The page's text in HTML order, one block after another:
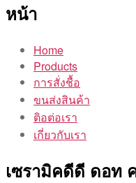
หน้า
Home
Products
การสั่งชื้อ
ขนส่งสินค้า
ติอต่อเรา
เกี่ยวกับเรา
เซรามิคดีดี ดอท